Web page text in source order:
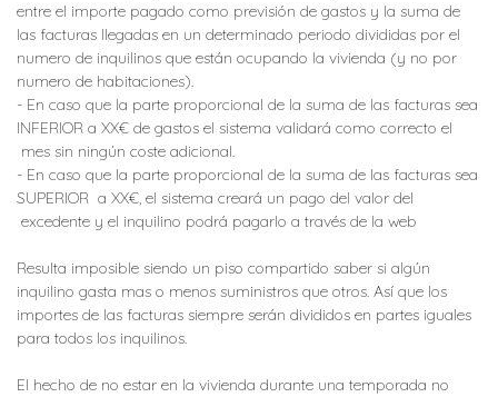
entre el importe pagado como previsión de gastos y la suma de
las facturas llegadas en un determinado periodo divididas por el
numero de inquilinos que están ocupando la vivienda (y no por
numero de habitaciones).
- En caso que la parte proporcional de la suma de las facturas sea
INFERIOR a XX€ de gastos el sistema validará como correcto el
mes sin ningún coste adicional.
- En caso que la parte proporcional de la suma de las facturas sea
SUPERIOR a XX€, el sistema creará un pago del valor del
excedente y el inquilino podrá pagarlo a través de la web
Resulta imposible siendo un piso compartido saber si algún
inquilino gasta mas o menos suministros que otros. Así que los
importes de las facturas siempre serán divididos en partes iguales
para todos los inquilinos.
El hecho de no estar en la vivienda durante una temporada no